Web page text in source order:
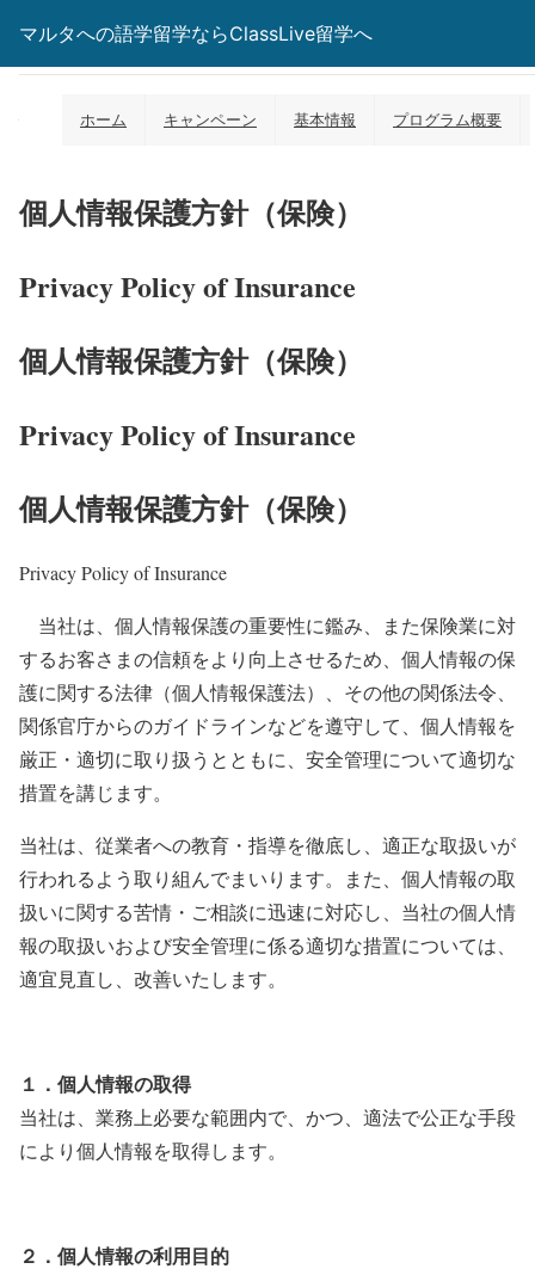
マルタへの語学留学ならClassLive留学へ
個人情報保護方針（保険）
ホーム キャンペーン 基本情報 プログラム概要
個人情報保護方針（保険）
Privacy Policy of Insurance
個人情報保護方針（保険）
Privacy Policy of Insurance
個人情報保護方針（保険）
Privacy Policy of Insurance
当社は、個人情報保護の重要性に鑑み、また保険業に対
するお客さまの信頼をより向上させるため、個人情報の保
護に関する法律（個人情報保護法）、その他の関係法令、
関係官庁からのガイドラインなどを遵守して、個人情報を
厳正・適切に取り扱うとともに、安全管理について適切な
措置を講じます。
当社は、従業者への教育・指導を徹底し、適正な取扱いが
行われるよう取り組んでまいります。また、個人情報の取
扱いに関する苦情・ご相談に迅速に対応し、当社の個人情
報の取扱いおよび安全管理に係る適切な措置については、
適宜見直し、改善いたします。
１．個人情報の取得
当社は、業務上必要な範囲内で、かつ、適法で公正な手段
により個人情報を取得します。
２．個人情報の利用目的